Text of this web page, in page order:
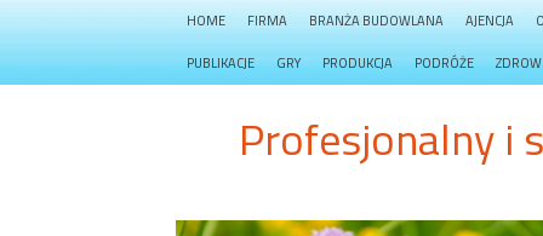
HOME FIRMA BRANŻA BUDOWLANA AJENCJA
PUBLIKACJE GRY PRODUKCJA PODRÓŻE
Profesjonalny i